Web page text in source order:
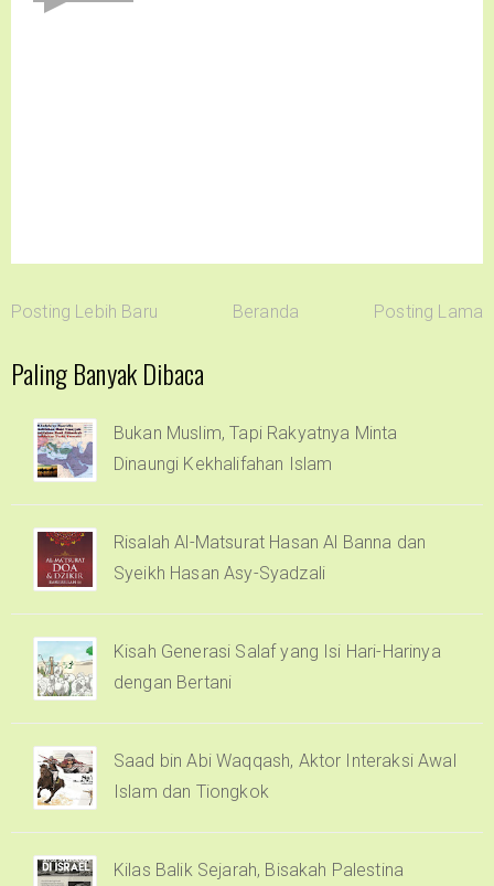
Posting Lebih Baru Beranda Posting Lama
Paling Banyak Dibaca
Bukan Muslim, Tapi Rakyatnya Minta
Dinaungi Kekhalifahan Islam
Risalah Al-Matsurat Hasan Al Banna dan
Syeikh Hasan Asy-Syadzali
Kisah Generasi Salaf yang Isi Hari-Harinya
dengan Bertani
Saad bin Abi Waqqash, Aktor Interaksi Awal
Islam dan Tiongkok
Kilas Balik Sejarah, Bisakah Palestina